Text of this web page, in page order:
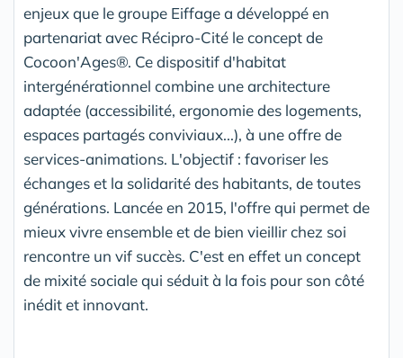
enjeux que le groupe Eiffage a développé en
partenariat avec Récipro-Cité le concept de
Cocoon'Ages®. Ce dispositif d'habitat
intergénérationnel combine une architecture
adaptée (accessibilité, ergonomie des logements,
espaces partagés conviviaux...), à une offre de
services-animations. L'objectif : favoriser les
échanges et la solidarité des habitants, de toutes
générations. Lancée en 2015, l'offre qui permet de
mieux vivre ensemble et de bien vieillir chez soi
rencontre un vif succès. C'est en effet un concept
de mixité sociale qui séduit à la fois pour son côté
inédit et innovant.